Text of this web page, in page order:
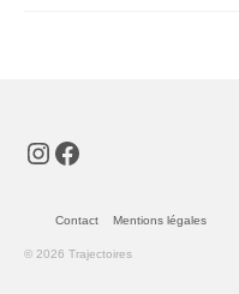
Cadet Or
Instagram
Facebook
Contact Mentions légales
© 2026 Trajectoires